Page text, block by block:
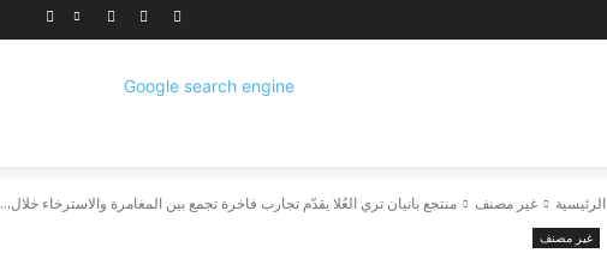
الرئيسية غير مصنف منتجع بانيان تري العُلا يقدّم تجارب فاخرة تجمع بين المغامرة والاسترخاء خلال...
غير مصنف